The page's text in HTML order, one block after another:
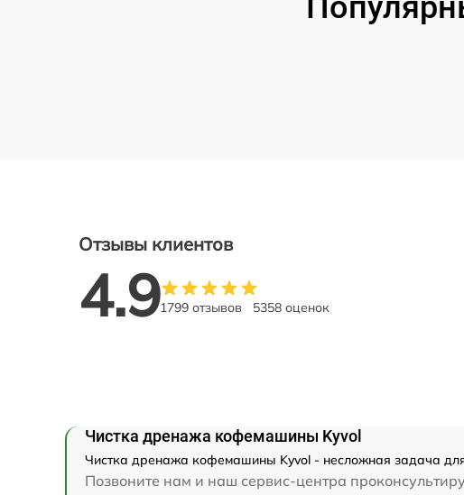
Отзывы клиентов
4.91799 отзывов 5358 оценок
Чистка дренажа кофемашины Kyvol
Чистка дренажа кофемашины Kyvol - несложная задача
Позвоните нам и наш сервис-центра